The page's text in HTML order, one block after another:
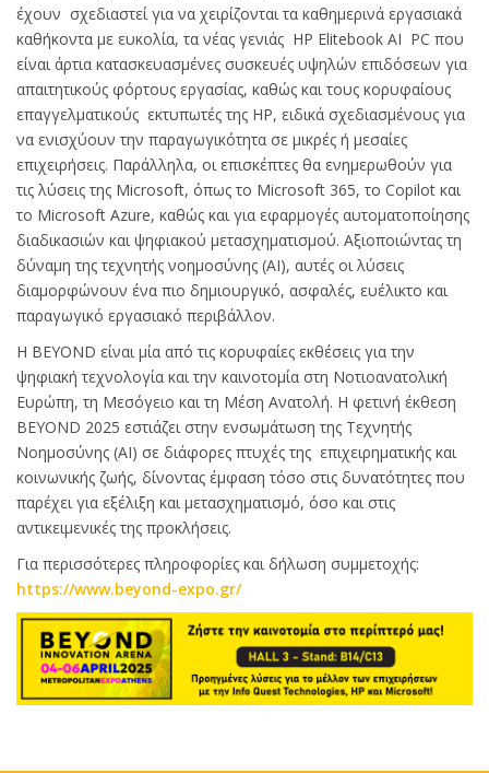
έχουν σχεδιαστεί για να χειρίζονται τα καθημερινά εργασιακά
καθήκοντα με ευκολία, τα νέας γενιάς HP Elitebook AI PC που
είναι άρτια κατασκευασμένες συσκευές υψηλών επιδόσεων για
απαιτητικούς φόρτους εργασίας, καθώς και τους κορυφαίους
επαγγελματικούς εκτυπωτές της HP, ειδικά σχεδιασμένους για
να ενισχύουν την παραγωγικότητα σε μικρές ή μεσαίες
επιχειρήσεις. Παράλληλα, οι επισκέπτες θα ενημερωθούν για
τις λύσεις της Microsoft, όπως το Microsoft 365, το Copilot και
το Microsoft Azure, καθώς και για εφαρμογές αυτοματοποίησης
διαδικασιών και ψηφιακού μετασχηματισμού. Αξιοποιώντας τη
δύναμη της τεχνητής νοημοσύνης (AI), αυτές οι λύσεις
διαμορφώνουν ένα πιο δημιουργικό, ασφαλές, ευέλικτο και
παραγωγικό εργασιακό περιβάλλον.
Η BEYOND είναι μία από τις κορυφαίες εκθέσεις για την
ψηφιακή τεχνολογία και την καινοτομία στη Νοτιοανατολική
Ευρώπη, τη Μεσόγειο και τη Μέση Ανατολή. Η φετινή έκθεση
BEYOND 2025 εστιάζει στην ενσωμάτωση της Τεχνητής
Νοημοσύνης (AI) σε διάφορες πτυχές της επιχειρηματικής και
κοινωνικής ζωής, δίνοντας έμφαση τόσο στις δυνατότητες που
παρέχει για εξέλιξη και μετασχηματισμό, όσο και στις
αντικειμενικές της προκλήσεις.
Για περισσότερες πληροφορίες και δήλωση συμμετοχής:
https://www.beyond-expo.gr/